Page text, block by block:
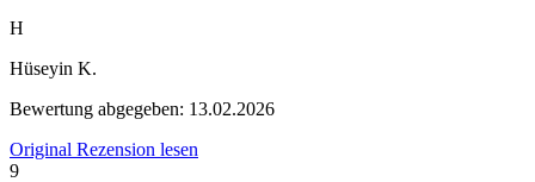
H
Hüseyin K.
Bewertung abgegeben: 13.02.2026
Original Rezension lesen
9